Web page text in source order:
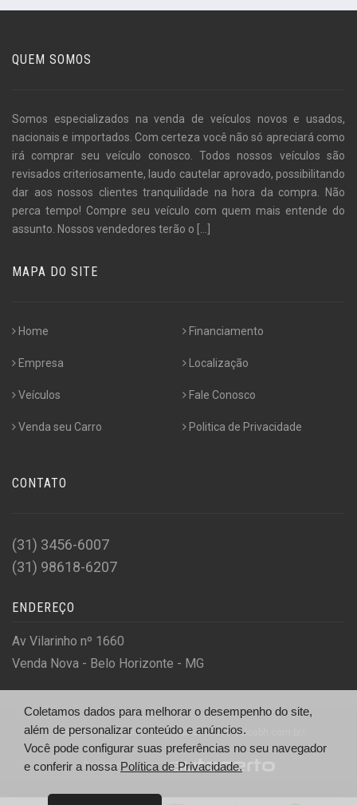
QUEM SOMOS
Somos especializados na venda de veículos novos e usados,
nacionais e importados. Com certeza você não só apreciará como
irá comprar seu veículo conosco. Todos nossos veículos são
revisados criteriosamente, laudo cautelar aprovado, possibilitando
dar aos nossos clientes tranquilidade na hora da compra. Não
perca tempo! Compre seu veículo com quem mais entende do
assunto. Nossos vendedores terão o [...]
MAPA DO SITE
Home
Empresa
Veículos
Venda seu Carro
Financiamento
Localização
Fale Conosco
Politica de Privacidade
CONTATO
(31) 3456-6007
(31) 98618-6207
ENDEREÇO
Av Vilarinho nº 1660
Venda Nova - Belo Horizonte - MG
© Dinâmica Veículos - http://dinamicaveiculosbh.com.br/
Desenvolvido por
Coletamos dados para melhorar o desempenho do site,
além de personalizar conteúdo e anúncios.
Você pode configurar suas preferências no seu navegador
e conferir a nossa Política de Privacidade.